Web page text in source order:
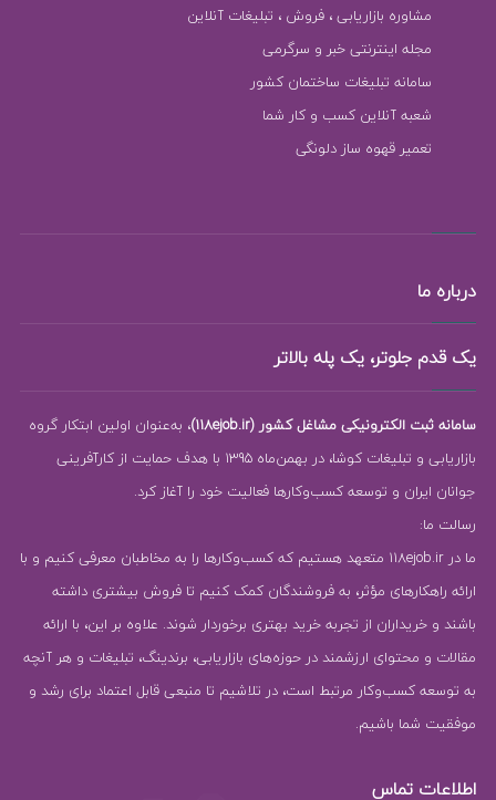
مشاوره بازاریابی ، فروش ، تبلیغات آنلاین
مجله اینترنتی خبر و سرگرمی
سامانه تبلیغات ساختمان کشور
شعبه آنلاین کسب و کار شما
تعمیر قهوه ساز دلونگی
درباره ما
یک قدم جلوتر، یک پله بالاتر
سامانه ثبت الکترونیکی مشاغل کشور (118ejob.ir)
، به‌عنوان اولین ابتکار گروه
بازاریابی و تبلیغات کوشا، در بهمن‌ماه 1395 با هدف حمایت از کارآفرینی
جوانان ایران و توسعه کسب‌وکارها فعالیت خود را آغاز کرد.
رسالت ما:
ما در 118ejob.ir متعهد هستیم که کسب‌وکارها را به مخاطبان معرفی کنیم و با
ارائه راهکارهای مؤثر، به فروشندگان کمک کنیم تا فروش بیشتری داشته
باشند و خریداران از تجربه خرید بهتری برخوردار شوند. علاوه بر این، با ارائه
مقالات و محتوای ارزشمند در حوزه‌های بازاریابی، برندینگ، تبلیغات و هر آنچه
به توسعه کسب‌وکار مرتبط است، در تلاشیم تا منبعی قابل اعتماد برای رشد و
موفقیت شما باشیم.
اطلاعات تماس